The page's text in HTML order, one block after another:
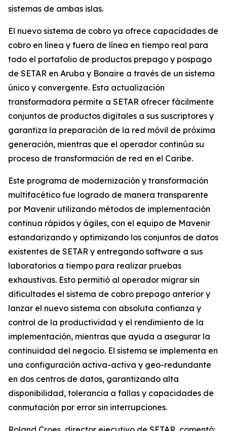
sistemas de ambas islas.
El nuevo sistema de cobro ya ofrece capacidades de
cobro en línea y fuera de línea en tiempo real para
todo el portafolio de productos prepago y pospago
de SETAR en Aruba y Bonaire a través de un sistema
único y convergente. Esta actualización
transformadora permite a SETAR ofrecer fácilmente
conjuntos de productos digitales a sus suscriptores y
garantiza la preparación de la red móvil de próxima
generación, mientras que el operador continúa su
proceso de transformación de red en el Caribe.
Este programa de modernización y transformación
multifacético fue logrado de manera transparente
por Mavenir utilizando métodos de implementación
continua rápidos y ágiles, con el equipo de Mavenir
estandarizando y optimizando los conjuntos de datos
existentes de SETAR y entregando software a sus
laboratorios a tiempo para realizar pruebas
exhaustivas. Esto permitió al operador migrar sin
dificultades el sistema de cobro prepago anterior y
lanzar el nuevo sistema con absoluta confianza y
control de la productividad y el rendimiento de la
implementación, mientras que ayuda a asegurar la
continuidad del negocio. El sistema se implementa en
una configuración activa-activa y geo-redundante
en dos centros de datos, garantizando alta
disponibilidad, tolerancia a fallas y capacidades de
conmutación por error sin interrupciones.